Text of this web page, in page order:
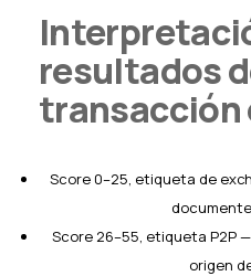
Interpretación de
resultados
transacción
Score 0–25, etiqueta de exchange — escenario estándar,
Score 26–55, etiqueta P2P — solicite documentación del
origen